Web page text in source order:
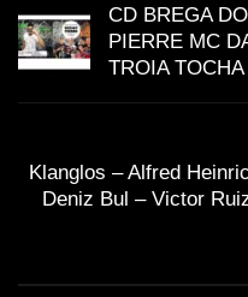
Möglichkeit für Spenden.
dem Video kannst du
unterstützen. Definitiv
und wenn Du einen
Tracks auf Vinyl!
CD BREGA
PIERRE MC
TROIA
Klanglos – Alfred
Deniz Bul – Victor